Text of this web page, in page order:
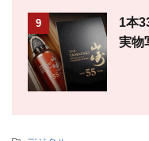
9
1本
実物